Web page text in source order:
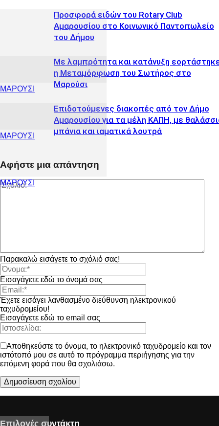
ΜΑΡΟΥΣΙ
Προσφορά ειδών του Rotary Club
Αμαρουσίου στο Κοινωνικό Παντοπωλείο
του Δήμου
ΜΑΡΟΥΣΙ
Με λαμπρότητα και κατάνυξη
η Μεταμόρφωση του Σωτήρος στο
Μαρούσι
ΜΑΡΟΥΣΙ
Επιδοτούμενες διακοπές από τον Δήμο
Αμαρουσίου για τα μέλη ΚΑΠΗ, με
μπάνια και ιαματικά λουτρά
Αφήστε μια απάντηση
Παρακαλώ εισάγετε το σχόλιό σας!
Εισαγάγετε εδώ το όνομά σας
Έχετε εισάγει λανθασμένο διεύθυνση ηλεκτρονικού
ταχυδρομείου!
Εισαγάγετε εδώ το email σας
Αποθηκεύστε το όνομα, το ηλεκτρονικό ταχυδρομείο και τον
ιστότοπό μου σε αυτό το πρόγραμμα περιήγησης για την
επόμενη φορά που θα σχολιάσω.
Επιλογές συντάκτη